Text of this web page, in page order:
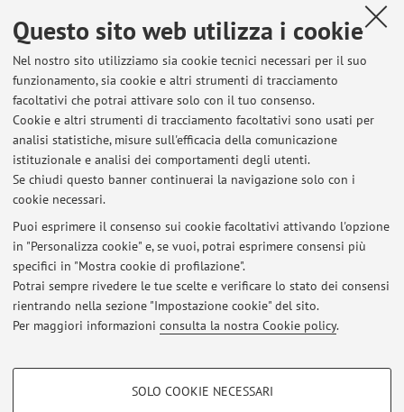
Questo sito web utilizza i cookie
Nel nostro sito utilizziamo sia cookie tecnici necessari per il suo
funzionamento, sia cookie e altri strumenti di tracciamento
facoltativi che potrai attivare solo con il tuo consenso.
Cookie e altri strumenti di tracciamento facoltativi sono usati per
analisi statistiche, misure sull'efficacia della comunicazione
istituzionale e analisi dei comportamenti degli utenti.
Se chiudi questo banner continuerai la navigazione solo con i
cookie necessari.
Puoi esprimere il consenso sui cookie facoltativi attivando l'opzione
in "Personalizza cookie" e, se vuoi, potrai esprimere consensi più
specifici in "Mostra cookie di profilazione".
Potrai sempre rivedere le tue scelte e verificare lo stato dei consensi
rientrando nella sezione "Impostazione cookie" del sito.
Per maggiori informazioni consulta la nostra Cookie policy.
COOKIE DI PROFILAZIONE - FACOLTATIVI
SOLO COOKIE NECESSARI
Educational action in the rehabilitation of severe acquired
brain injuries: the role of self-awarenessAuthors Daniela
Silvestro,Maria Mazzetti,Chiara Melia, Maria Teresa Stagno,
Giovanni Augusto Carlesimo, Umberto Bivona, Rita
FormisanoKeywords: neuro-rehabilitation, educational
action, Acquired Brain Injury, self-awareness
Ultimi avvisi
Al momento non sono presenti avvisi.